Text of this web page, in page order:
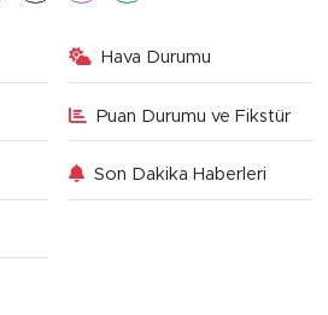
Hava Durumu
Puan Durumu ve Fikstür
Son Dakika Haberleri